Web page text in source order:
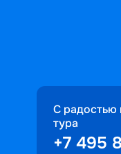
С
тура
+7 495